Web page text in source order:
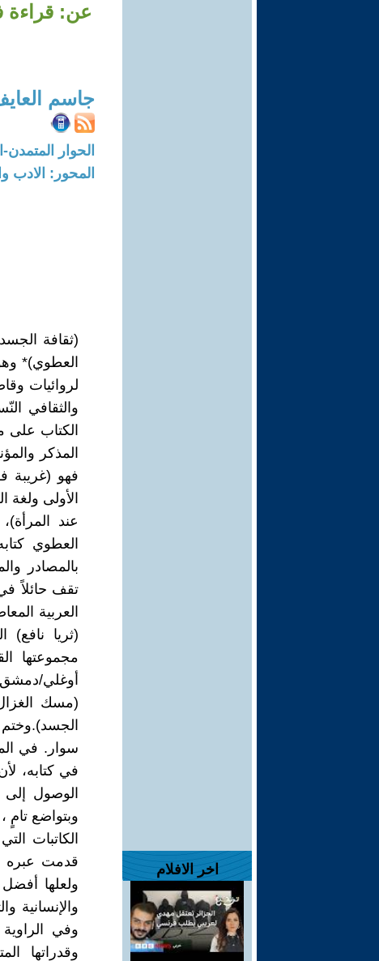
اخر الافلام
عن: قراءة
جاسم
الحوار المتمدن-العدد: 4451 - 2014
المحور: الادب
(ثقافة
العطوي)*
لروائيات
والثقافي
المذكر
فهو (غريبة
الأولى
عند
العطوي
بالمصادر
تقف حائلاً
العربية
(ثريا
مجموعتها
أوغلي/دمشق.
(مسك
الجسد).وختم
سوار. في
في كتابه،
الوصول إلى
وبتواضع تامٍ
الكاتبات
قدمت عبره
ولعلها
والإنسانية
وفي
وقدراتها